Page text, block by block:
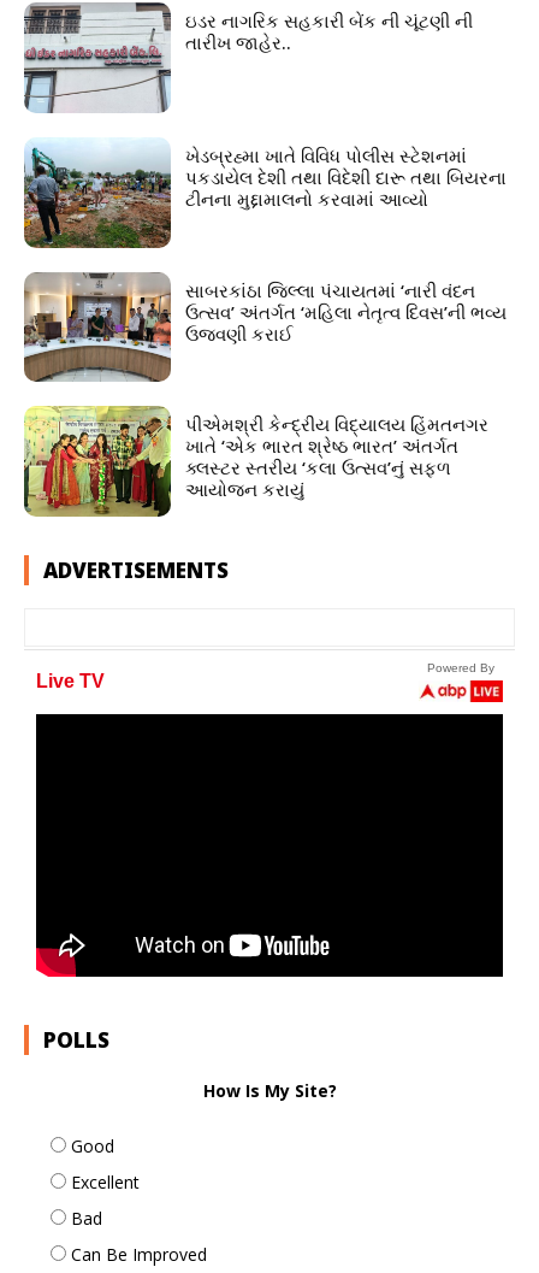
ઇડર નાગરિક સહકારી બેંક ની ચૂંટણી ની
તારીખ જાહેર..
ખેડબ્રહ્મા ખાતે વિવિધ પોલીસ સ્ટેશનમાં
પકડાયેલ દેશી તથા વિદેશી દારૂ તથા બિયરના
ટીનના મુદ્દામાલનો કરવામાં આવ્યો
સાબરકાંઠા જિલ્લા પંચાયતમાં ‘નારી વંદન
ઉત્સવ’ અંતર્ગત ‘મહિલા નેતૃત્વ દિવસ’ની ભવ્ય
ઉજવણી કરાઈ
પીએમશ્રી કેન્દ્રીય વિદ્યાલય હિંમતનગર
ખાતે ‘એક ભારત શ્રેષ્ઠ ભારત’ અંતર્ગત
ક્લસ્ટર સ્તરીય ‘કલા ઉત્સવ’નું સફળ
આયોજન કરાયું
ADVERTISEMENTS
POLLS
How Is My Site?
Good
Excellent
Bad
Can Be Improved